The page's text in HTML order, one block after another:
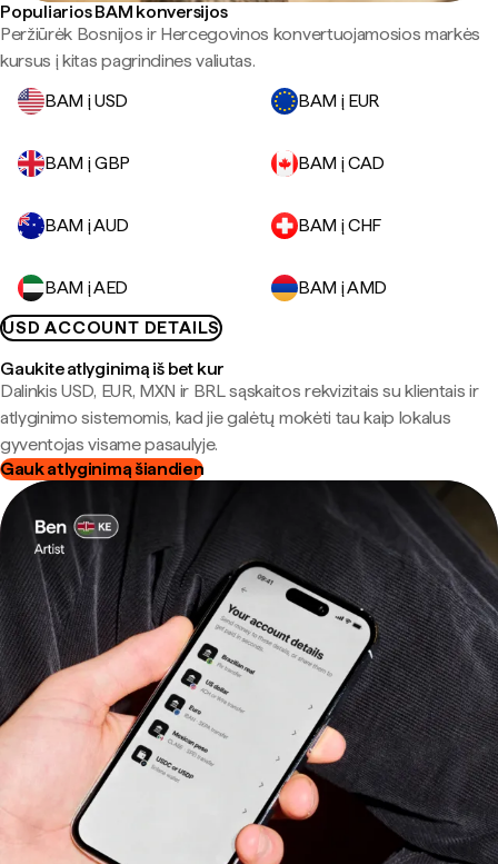
Populiarios BAM konversijos
Peržiūrėk Bosnijos ir Hercegovinos konvertuojamosios markės
kursus į kitas pagrindines valiutas.
BAM į USD
BAM į EUR
BAM į GBP BAM į CAD
BAM į AUD BAM į CHF
BAM į AED
BAM į AMD
USD ACCOUNT DETAILS
Gaukite atlyginimą iš bet kur
Dalinkis USD, EUR, MXN ir BRL sąskaitos rekvizitais su klientais ir
atlyginimo sistemomis, kad jie galėtų mokėti tau kaip lokalus
gyventojas visame pasaulyje.
Gauk atlyginimą šiandien